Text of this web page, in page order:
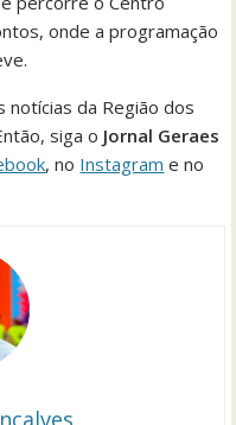
onde a programação
da Região dos
siga o Jornal Geraes
, no Instagram e no